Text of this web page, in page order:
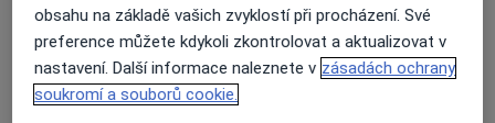
Způsoby platby (soukromé návštěvy)
Na teto adrese lékař přijímá pacienty na pojišťovnu
Detaily
obsahu na základě vašich zvyklostí při procházení. Své
preference můžete kdykoli zkontrolovat a aktualizovat v
nastavení. Další informace naleznete v zásadách ochrany
soukromí a souborů cookie.